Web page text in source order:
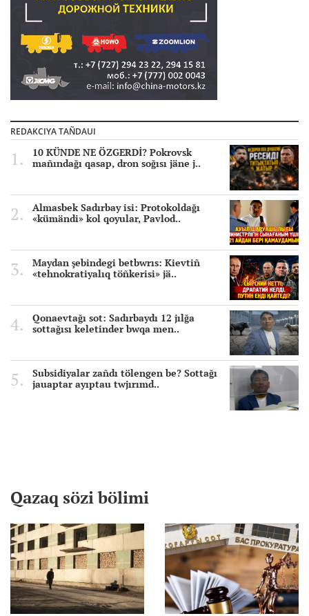
REDAKCIYA TAÑDAUI
10 KÜNDE NE ÖZGERDİ? Pokrovsk
mañındağı qasap, dron soğısı jäne j..
Almasbek Sadırbay isi: Protokoldağı
«kümändi» kol qoyular, Pavlod..
Maydan şebindegi betbwrıs: Kievtiñ
«tehnokratiyalıq töñkerisi» jä..
Qonaevtağı sot: Sadırbaydı 12 jılğa
sottağısı keletinder bwqa men..
Subsidiyalar zañdı tölengen be? Sottağı
jauaptar ayıptau twjırımd..
Qazaq sözi bölimi